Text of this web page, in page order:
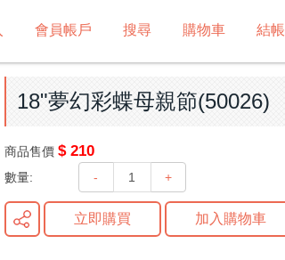
會員帳戶 搜尋 購物車 結帳
18"夢幻彩蝶母親節(50026)
商品售價 $ 210
數量: - +
立即購買 加入購物車